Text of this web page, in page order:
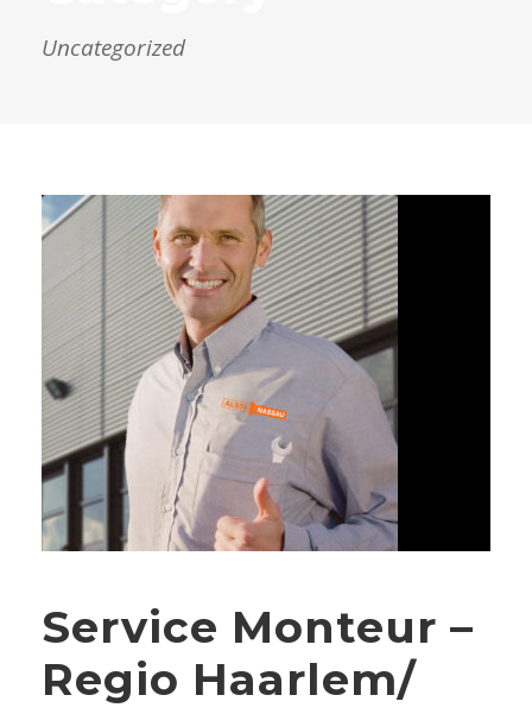
Uncategorized
Service Monteur –
Regio Haarlem/